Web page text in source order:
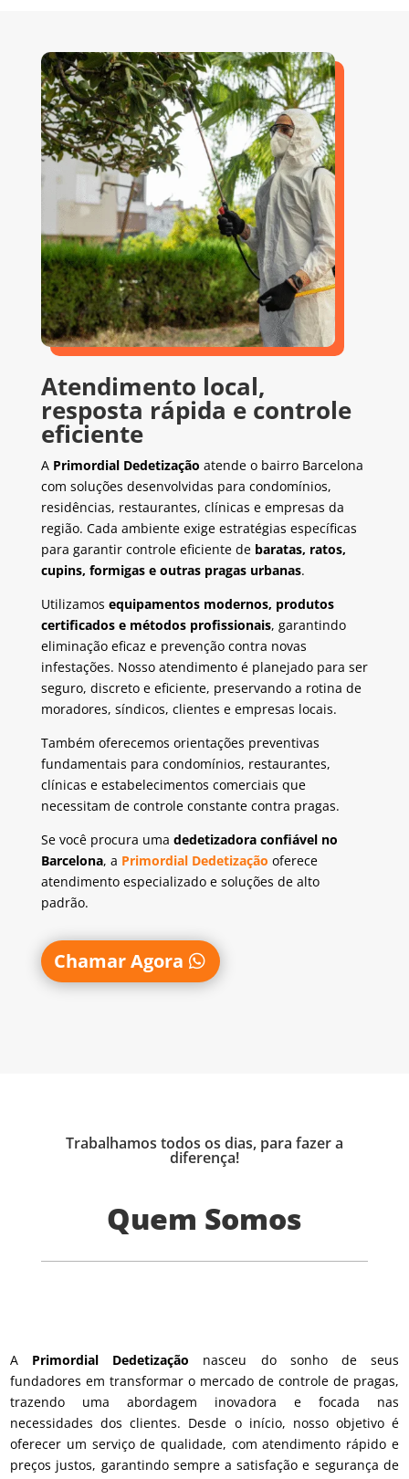
Atendimento local,
resposta rápida e controle
eficiente
A Primordial Dedetização atende o bairro Barcelona
com soluções desenvolvidas para condomínios,
residências, restaurantes, clínicas e empresas da
região. Cada ambiente exige estratégias específicas
para garantir controle eficiente de baratas, ratos,
cupins, formigas e outras pragas urbanas.
Utilizamos equipamentos modernos, produtos
certificados e métodos profissionais, garantindo
eliminação eficaz e prevenção contra novas
infestações. Nosso atendimento é planejado para ser
seguro, discreto e eficiente, preservando a rotina de
moradores, síndicos, clientes e empresas locais.
Também oferecemos orientações preventivas
fundamentais para condomínios, restaurantes,
clínicas e estabelecimentos comerciais que
necessitam de controle constante contra pragas.
Se você procura uma dedetizadora confiável no
Barcelona, a Primordial Dedetização oferece
atendimento especializado e soluções de alto
padrão.
Chamar Agora
Quem Somos
Trabalhamos todos os dias, para fazer a
diferença!
A Primordial Dedetização nasceu do sonho de seus
fundadores em transformar o mercado de controle de pragas,
trazendo uma abordagem inovadora e focada nas
necessidades dos clientes. Desde o início, nosso objetivo é
oferecer um serviço de qualidade, com atendimento rápido e
preços justos, garantindo sempre a satisfação e segurança de